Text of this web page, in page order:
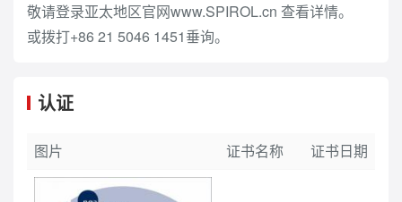
敬请登录亚太地区官网www.SPIROL.cn 查看详情。
或拨打+86 21 5046 1451垂询。
认证
图片 证书名称 证书日期